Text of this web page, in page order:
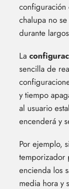
configuración
chalupa no
durante
La
sencilla de
y tiempo
al usuario
encenderá y
Por ejemplo,
temporizador
encienda los
media hora y